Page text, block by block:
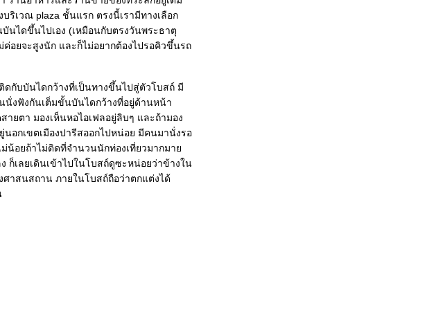
ริเวณ plaza ชั้นแรก ตรงนี้เรามีทางเลือก
นไดขึ้นไปเอง (เหมือนกับตรงวันพระธาตุ
ค่อยจะสูงนัก และก็ไม่อยากต้องไปรอคิวขึ้นรถ
ดกับบันไดกว้างที่เป็นทางขึ้นไปสู่ตัวโบสถ์ มี
นั่งฟังกันเต็มขั้นบันไดกว้างที่อยู่ด้านหน้า
ยตา มองเห็นหอไอเฟลอยู่ลิบๆ และถ้ามอง
นอกเขตเมืองปารีสออกไปหน่อย มีคนมานั่งรอ
น้อยถ้าไม่ติดที่จำนวนนักท่องเที่ยวมากมา
ก็เลยเดินเข้าไปในโบสถ์ดูซะหน่อยว่าข้างใน
ศาสนสถาน ภายในโบสถ์ถือว่าตกแต่งได้